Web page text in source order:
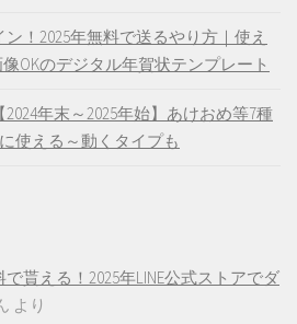
！2025年無料で送るやり方｜使え
OKのデジタル年賀状テンプレート
年末～2025年始】あけおめ等7種
使える～動くタイプも
貰える！2025年LINE公式ストアでダ
より